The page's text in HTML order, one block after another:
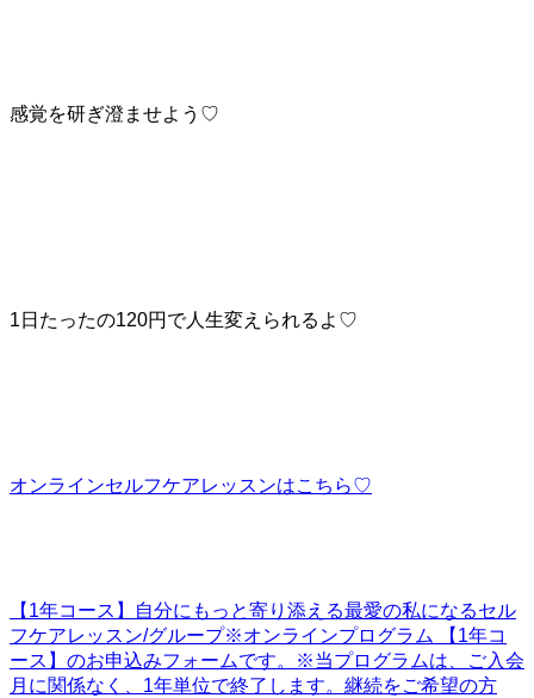
感覚を研ぎ澄ませよう♡
1日たったの120円で人生変えられるよ♡
オンラインセルフケアレッスンはこちら♡
【1年コース】自分にもっと寄り添える最愛の私になるセル
フケアレッスン/グループ※オンラインプログラム 【1年コ
ース】のお申込みフォームです。※当プログラムは、ご入会
月に関係なく、1年単位で終了します。継続をご希望の方